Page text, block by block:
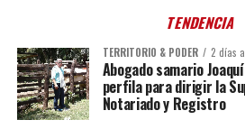
TENDENCIA
TERRITORIO & PODER 2 días
Abogado samario
perfila para dirigir la
Notariado y Registro